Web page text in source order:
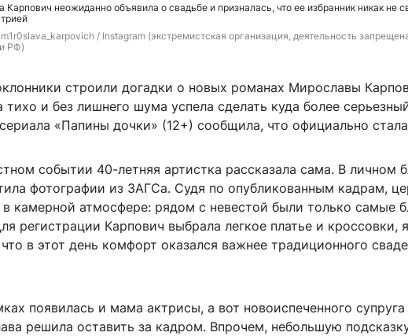
Карпович неожиданно объявила о свадьбе и призналась, что ее избранник никак не
m1r0slava_karpovich / Instagram (экстремистская организация, деятельность
РФ)
строили догадки о новых романах Мирославы
тихо и без лишнего шума успела сделать куда более
«Папины дочки» (12+) сообщила, что официально
событии 40-летняя артистка рассказала сама. В личном
фотографии из ЗАГСа. Судя по опубликованным кадрам,
камерной атмосфере: рядом с невестой были только самые
регистрации Карпович выбрала легкое платье и кроссовки,
что в этот день комфорт оказался важнее традиционного
появилась и мама актрисы, а вот новоиспеченного супруга
решила оставить за кадром. Впрочем, небольшую